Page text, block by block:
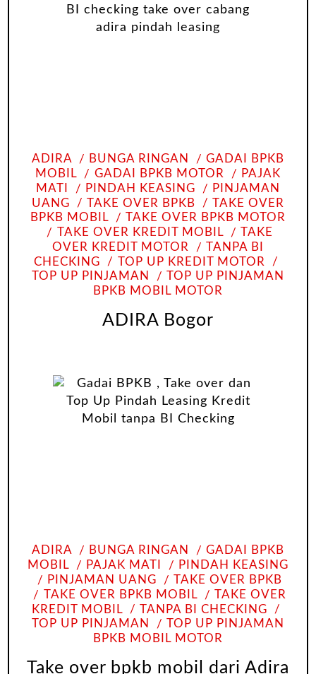
ADIRA BUNGA RINGAN
GADAI BPKB
MOBIL
GADAI BPKB MOTOR
PAJAK
MATI
PINDAH KEASING
PINJAMAN
UANG
TAKE OVER BPKB
TAKE OVER
BPKB MOBIL
TAKE OVER BPKB MOTOR
TAKE OVER KREDIT MOBIL
TAKE
OVER KREDIT MOTOR
TANPA BI
CHECKING
TOP UP KREDIT MOTOR
TOP UP PINJAMAN
TOP UP PINJAMAN
BPKB MOBIL MOTOR
ADIRA Bogor
ADIRA BUNGA RINGAN
GADAI BPKB
MOBIL
PAJAK MATI
PINDAH KEASING
PINJAMAN UANG
TAKE OVER BPKB
TAKE OVER BPKB MOBIL
TAKE OVER
KREDIT MOBIL
TANPA BI CHECKING
TOP UP PINJAMAN
TOP UP PINJAMAN
BPKB MOBIL MOTOR
Take over bpkb mobil dari Adira